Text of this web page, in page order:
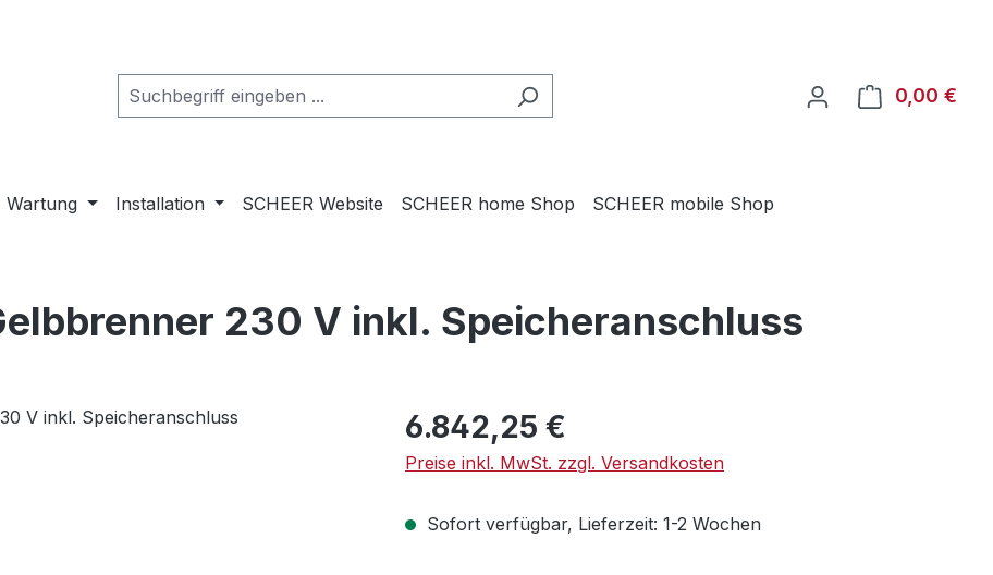
0,00 €
Wartung Installation SCHEER Website SCHEER home Shop SCHEER mobile Shop
230 V inkl. Speicheranschluss
Regulärer Preis:
6.842,25 €
Preise inkl. MwSt. zzgl. Versandkosten
Sofort verfügbar, Lieferzeit: 1-2 Wochen